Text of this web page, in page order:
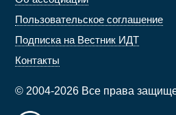
Пользовательское соглашение
Подписка на Вестник ИДТ
Контакты
© 2004-2026 Все права